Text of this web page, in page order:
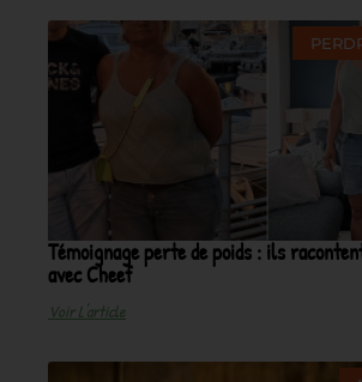
Témoignage perte de poids : ils
avec Cheef
Voir L'article